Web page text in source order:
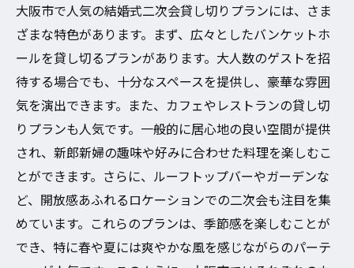
大阪市で人気の結婚式二次会貸し切りプランには、さま
ざまな特色があります。まず、広々としたバンケットホ
ールを貸し切るプランがあります。大人数のゲストを招
待する場合でも、十分なスペースを提供し、豪華な雰囲
気を演出できます。また、カフェやレストランの貸し切
りプランも人気です。一般的に居心地の良い空間が提供
され、新郎新婦の趣味や好みに合わせた料理を楽しむこ
とができます。さらに、ルーフトップバーやガーデンな
ど、開放感あふれるロケーションでの二次会も注目を集
めています。これらのプランは、季節感を楽しむことが
でき、特に春や夏には爽やかな風を感じながらのパーテ